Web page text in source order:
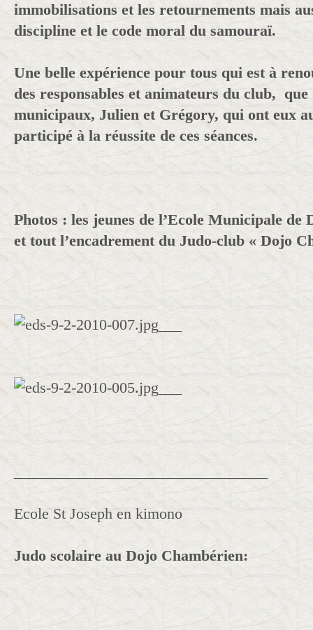
immobilisations et les retournements mais
discipline et le code moral du samouraï.
Une belle expérience pour tous qui est à
des responsables et animateurs du club,
municipaux, Julien et Grégory, qui ont eux
participé à la réussite de ces séances.
Photos : les jeunes de l’Ecole Municipale de
et tout l’encadrement du Judo-club « Dojo
Ecole St Joseph en kimono
Judo scolaire au Dojo Chambérien: